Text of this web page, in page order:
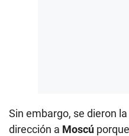
Sin embargo, se dieron
dirección a Moscú